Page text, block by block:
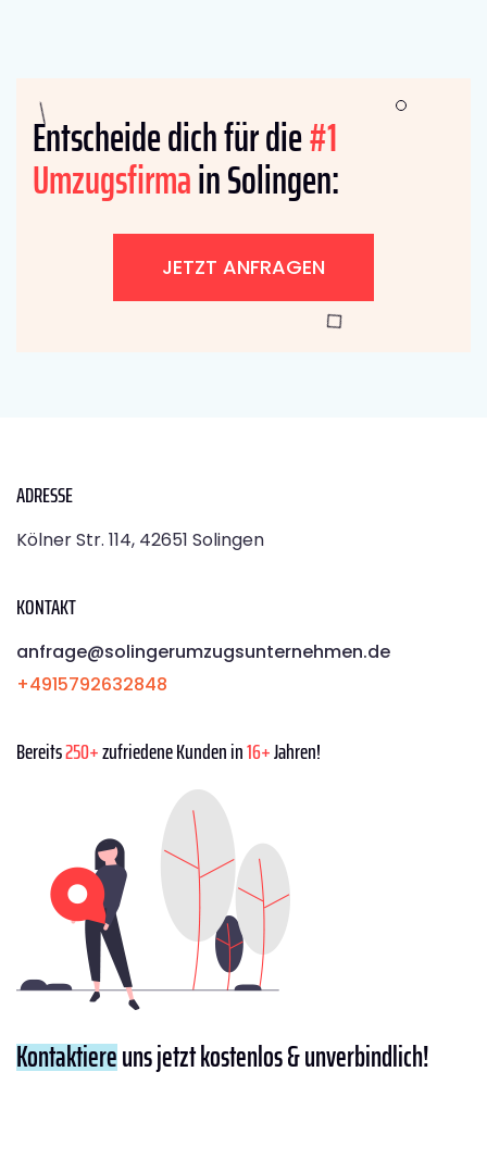
Entscheide dich für die#1
Umzugsfirmain Solingen:
JETZT ANFRAGEN
ADRESSE
Kölner Str. 114, 42651 Solingen
KONTAKT
anfrage@solingerumzugsunternehmen.de
+4915792632848
Bereits250+zufriedene Kunden in16+Jahren!
Kontaktiereuns jetzt kostenlos & unverbindlich!